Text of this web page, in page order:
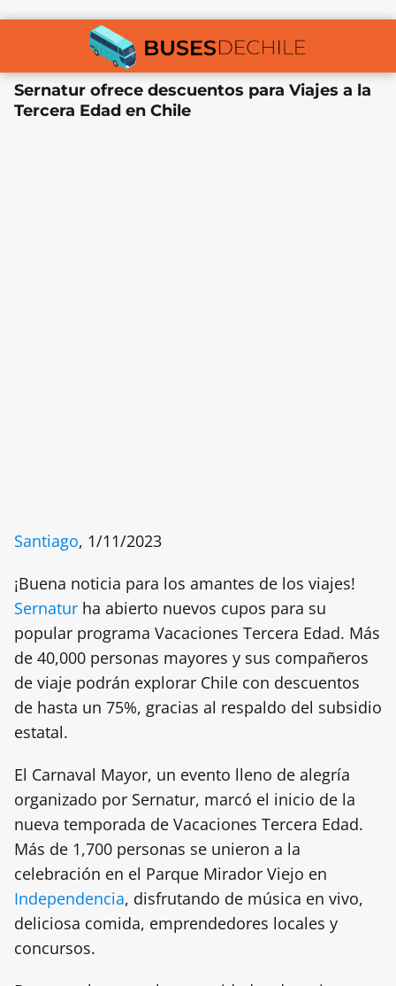
Sernatur ofrece descuentos para Viajes a la
Tercera Edad en Chile
Santiago, 1/11/2023
¡Buena noticia para los amantes de los viajes!
Sernatur ha abierto nuevos cupos para su
popular programa Vacaciones Tercera Edad. Más
de 40,000 personas mayores y sus compañeros
de viaje podrán explorar Chile con descuentos
de hasta un 75%, gracias al respaldo del subsidio
estatal.
El Carnaval Mayor, un evento lleno de alegría
organizado por Sernatur, marcó el inicio de la
nueva temporada de Vacaciones Tercera Edad.
Más de 1,700 personas se unieron a la
celebración en el Parque Mirador Viejo en
Independencia, disfrutando de música en vivo,
deliciosa comida, emprendedores locales y
concursos.